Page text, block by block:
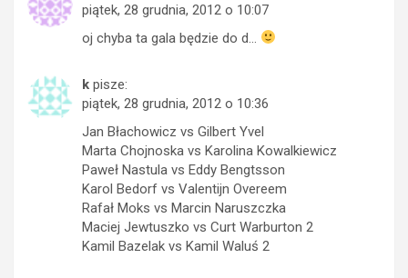
piątek, 28 grudnia, 2012 o 10:07
oj chyba ta gala będzie do d…
k pisze:
piątek, 28 grudnia, 2012 o 10:36
Jan Błachowicz vs Gilbert Yvel
Marta Chojnoska vs Karolina Kowalkiewicz
Paweł Nastula vs Eddy Bengtsson
Karol Bedorf vs Valentijn Overeem
Rafał Moks vs Marcin Naruszczka
Maciej Jewtuszko vs Curt Warburton 2
Kamil Bazelak vs Kamil Waluś 2